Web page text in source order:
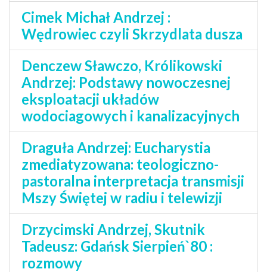
Cimek Michał Andrzej :
Wędrowiec czyli Skrzydlata dusza
Denczew Sławczo, Królikowski
Andrzej: Podstawy nowoczesnej
eksploatacji układów
wodociagowych i kanalizacyjnych
Draguła Andrzej: Eucharystia
zmediatyzowana: teologiczno-
pastoralna interpretacja transmisji
Mszy Świętej w radiu i telewizji
Drzycimski Andrzej, Skutnik
Tadeusz: Gdańsk Sierpień`80 :
rozmowy